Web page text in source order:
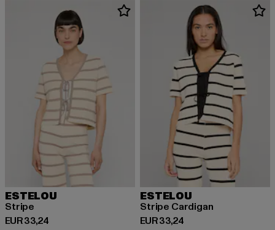
ESTELOU
Stripe
EUR 33,24
Huidige prijs: EUR 33,24
ESTELOU
Stripe Cardigan
EUR 33,24
Huidige prijs: EUR 33,24